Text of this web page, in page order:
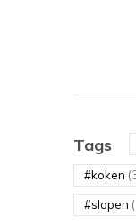
Tags
#koken
#slapen